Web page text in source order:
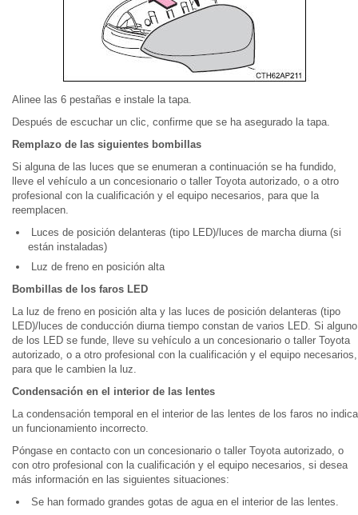
Alinee las 6 pestañas e instale la tapa.
Después de escuchar un clic, confirme que se ha asegurado la tapa.
Remplazo de las siguientes bombillas
Si alguna de las luces que se enumeran a continuación se ha fundido,
lleve el vehículo a un concesionario o taller Toyota autorizado, o a otro
profesional con la cualificación y el equipo necesarios, para que la
reemplacen.
Luces de posición delanteras (tipo LED)/luces de marcha diurna (si
están instaladas)
Luz de freno en posición alta
Bombillas de los faros LED
La luz de freno en posición alta y las luces de posición delanteras (tipo
LED)/luces de conducción diurna tiempo constan de varios LED. Si alguno
de los LED se funde, lleve su vehículo a un concesionario o taller Toyota
autorizado, o a otro profesional con la cualificación y el equipo necesarios,
para que le cambien la luz.
Condensación en el interior de las lentes
La condensación temporal en el interior de las lentes de los faros no indica
un funcionamiento incorrecto.
Póngase en contacto con un concesionario o taller Toyota autorizado, o
con otro profesional con la cualificación y el equipo necesarios, si desea
más información en las siguientes situaciones:
Se han formado grandes gotas de agua en el interior de las lentes.